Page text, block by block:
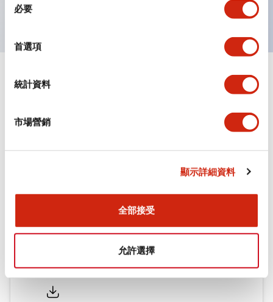
必要
首選項
統計資料
市場營銷
顯示詳細資料
全部接受
允許選擇
可使用專用配件輕鬆更換為Φ22閃光輪廓
文件和檔案
2022/04/07.PDF942.26KB
2025/05/19.PDF2.36MB